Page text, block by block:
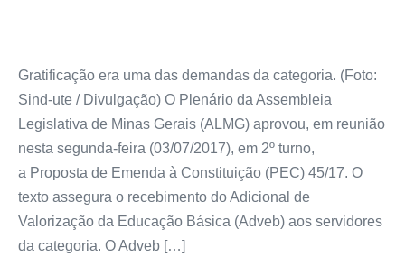
Gratificação era uma das demandas da categoria. (Foto:
Sind-ute / Divulgação) O Plenário da Assembleia
Legislativa de Minas Gerais (ALMG) aprovou, em reunião
nesta segunda-feira (03/07/2017), em 2º turno,
a Proposta de Emenda à Constituição (PEC) 45/17. O
texto assegura o recebimento do Adicional de
Valorização da Educação Básica (Adveb) aos servidores
da categoria. O Adveb […]